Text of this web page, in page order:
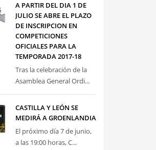
A PARTIR DEL DIA 1 DE
JULIO SE ABRE EL PLAZO
DE INSCRIPCION EN
COMPETICIONES
OFICIALES PARA LA
TEMPORADA 2017-18
Tras la celebración de la
Asamblea General Ordi...
CASTILLA Y LEÓN SE
MEDIRÁ A GROENLANDIA
El próximo día 7 de junio,
a las 19:00 horas, C...